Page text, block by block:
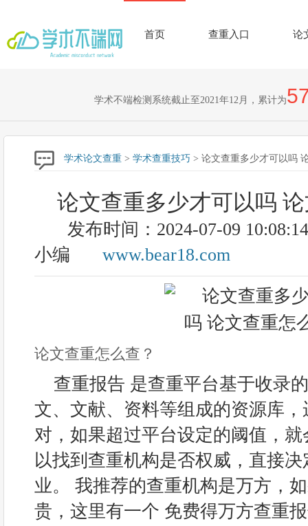
首页 查重入口 论
学术不端检测系统截止至2021年12月，累计为
学术论文查重 > 学术查重技巧 > 论文查重多少才可以吗
论文查重多少才可以吗
发布时间：2024-07-09 10:08:14
小编
www.bear18.com
论文查重怎么查？
查重报告 是查重平台基于收录
文、文献、资料等组成的资源库
对，如果超过平台设定的阈值，
以找到查重机构是否权威，直接
业。 我推荐的查重机构是万方，
贵，这里有一个 免费得万方查重